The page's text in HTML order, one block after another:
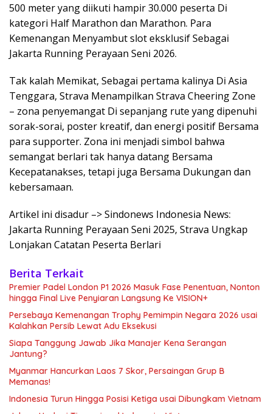
500 meter yang diikuti hampir 30.000 peserta Di
kategori Half Marathon dan Marathon. Para
Kemenangan Menyambut slot eksklusif Sebagai
Jakarta Running Perayaan Seni 2026.
Tak kalah Memikat, Sebagai pertama kalinya Di Asia
Tenggara, Strava Menampilkan Strava Cheering Zone
– zona penyemangat Di sepanjang rute yang dipenuhi
sorak-sorai, poster kreatif, dan energi positif Bersama
para supporter. Zona ini menjadi simbol bahwa
semangat berlari tak hanya datang Bersama
Kecepatanakses, tetapi juga Bersama Dukungan dan
kebersamaan.
Artikel ini disadur –> Sindonews Indonesia News:
Jakarta Running Perayaan Seni 2025, Strava Ungkap
Lonjakan Catatan Peserta Berlari
Berita Terkait
Premier Padel London P1 2026 Masuk Fase Penentuan, Nonton
hingga Final Live Penyiaran Langsung Ke VISION+
Persebaya Kemenangan Trophy Pemimpin Negara 2026 usai
Kalahkan Persib Lewat Adu Eksekusi
Siapa Tanggung Jawab Jika Manajer Kena Serangan
Jantung?
Myanmar Hancurkan Laos 7 Skor, Persaingan Grup B
Memanas!
Indonesia Turun Hingga Posisi Ketiga usai Dibungkam Vietnam